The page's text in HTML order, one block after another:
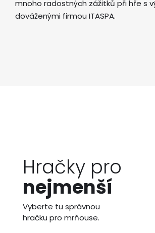
mnoho radostných zážitků při hře s
dováženými firmou ITASPA.
Hračky pro
nejmenší
Vyberte tu správnou
hračku pro mrňouse.